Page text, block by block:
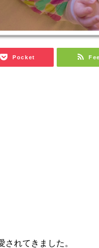
Pocket
れてきました。